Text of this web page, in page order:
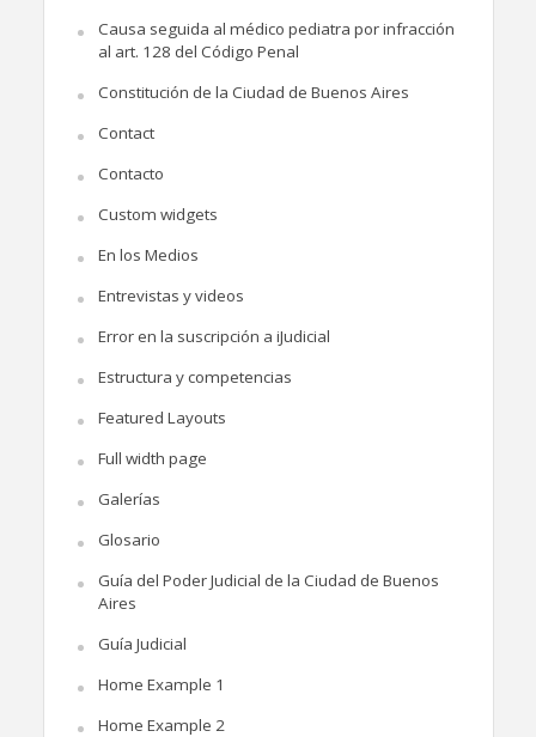
Causa seguida al médico pediatra por infracción
al art. 128 del Código Penal
Constitución de la Ciudad de Buenos Aires
Contact
Contacto
Custom widgets
En los Medios
Entrevistas y videos
Error en la suscripción a iJudicial
Estructura y competencias
Featured Layouts
Full width page
Galerías
Glosario
Guía del Poder Judicial de la Ciudad de Buenos
Aires
Guía Judicial
Home Example 1
Home Example 2